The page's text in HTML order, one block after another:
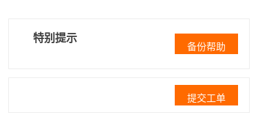
特别提示
备份帮助
提交工单